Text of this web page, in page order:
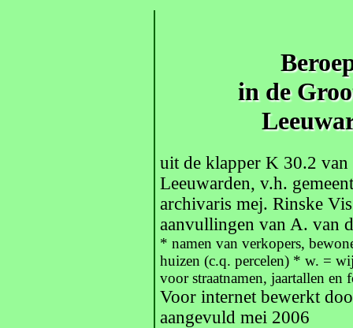
in de
uit de klapper K 30.2
Leeuwarden, v.h.
archivaris mej. Rinske
aanvullingen van A. van
* namen van verkopers,
huizen (c.q. percelen) * w. =
voor straatnamen, jaartallen en
Voor internet bewerkt
aangevuld mei 2006